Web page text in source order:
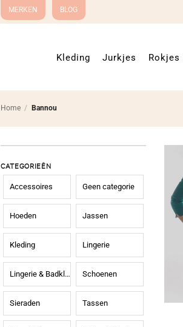
MERKEN BLOG
Kleding Jurkjes Rokjes
Home / Bannou
CATEGORIEËN
Accessoires Geen categorie
Hoeden Jassen
Kleding Lingerie
Lingerie & Badkleding Schoenen
Sieraden Tassen